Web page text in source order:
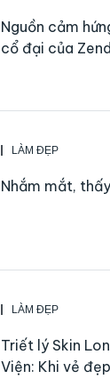
Nguồn cảm
cổ đại của
LÀM ĐẸP
Nhắm mắt,
LÀM ĐẸP
Triết lý Skin
Viện: Khi vẻ